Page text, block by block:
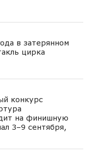
в затерянном
цирка
конкурс
на финишную
3–9 сентября,